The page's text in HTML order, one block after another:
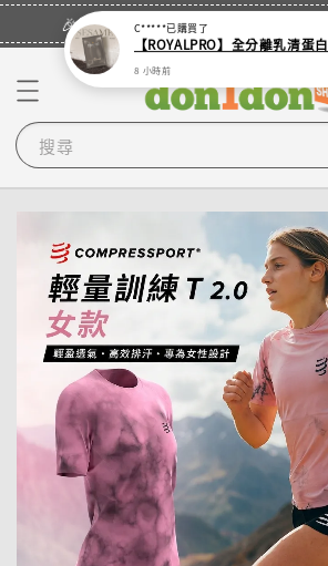
🎉登入會員・領取您的專屬折扣券！
搜尋
C*****已購買了
8 小時前